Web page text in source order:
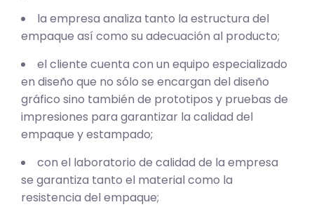
la empresa analiza tanto la estructura del
empaque así como su adecuación al producto;
el cliente cuenta con un equipo especializado
en diseño que no sólo se encargan del diseño
gráfico sino también de prototipos y pruebas de
impresiones para garantizar la calidad del
empaque y estampado;
con el laboratorio de calidad de la empresa
se garantiza tanto el material como la
resistencia del empaque;